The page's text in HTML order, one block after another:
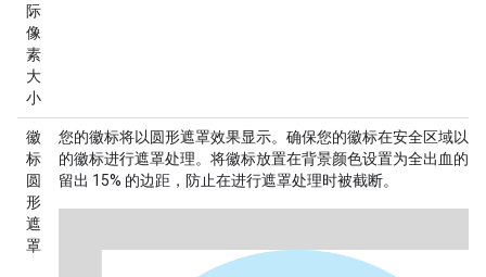
际
像
素
大
小
徽
标
圆
形
遮
罩
您的徽标将以圆形遮罩效果显示。确保您的徽标在安全区域以
的徽标进行遮罩处理。将徽标放置在背景颜色设置为全出血的
留出 15% 的边距，防止在进行遮罩处理时被截断。